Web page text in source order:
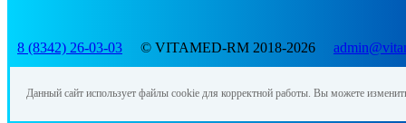
8 (8342) 26-03-03 © VITAMED-RM 2018-2026
Данный сайт использует файлы cookie для корректной работы. Вы можете